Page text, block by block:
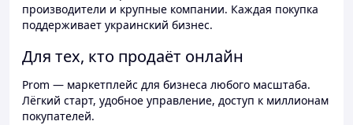
производители и крупные компании. Каждая покупка
поддерживает украинский бизнес.
Для тех, кто продаёт онлайн
Prom — маркетплейс для бизнеса любого масштаба.
Лёгкий старт, удобное управление, доступ к миллионам
покупателей.